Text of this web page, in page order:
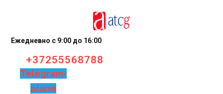
Ежедневно с 9:00 до 16:00
+37255568788
Telegram-
plane